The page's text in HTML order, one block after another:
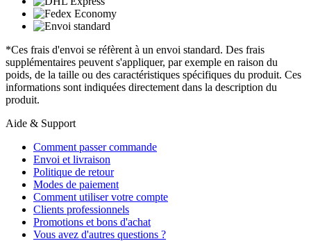
*Ces frais d'envoi se réfèrent à un envoi standard. Des frais
supplémentaires peuvent s'appliquer, par exemple en raison du
poids, de la taille ou des caractéristiques spécifiques du produit. Ces
informations sont indiquées directement dans la description du
produit.
Aide & Support
Comment passer commande
Envoi et livraison
Politique de retour
Modes de paiement
Comment utiliser votre compte
Clients professionnels
Promotions et bons d'achat
Vous avez d'autres questions ?